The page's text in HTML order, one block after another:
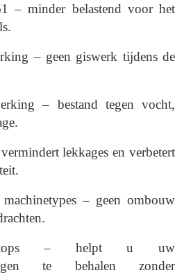
– minder belastend voor het
– geen giswerk tijdens de
– bestand tegen vocht,
lekkages en verbetert
– geen ombouw
– helpt u uw
te behalen zonder